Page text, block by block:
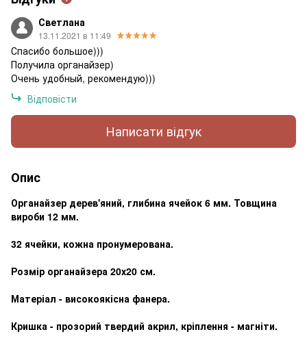
Светлана
13.11.2021 в 11:49
Спасибо большое)))
Получила органайзер)
Очень удобный, рекомендую)))
Відповісти
Написати відгук
Опис
Органайзер дерев'яний, глибина ячейок 6 мм. Товщина
вироби 12 мм.
32 ячейки, кожна пронумерована.
Розмір органайзера 20х20 см.
Матеріал - високоякісна фанера.
Кришка - прозорий твердий акрил, кріплення - магніти.